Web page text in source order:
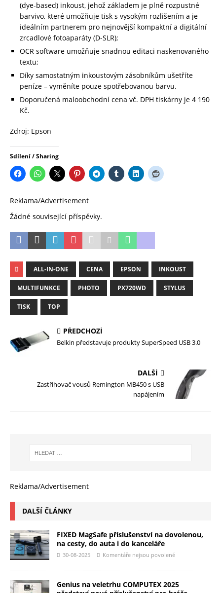
(dye-based) inkoust, jehož základem je plně rozpustné
barvivo, které umožňuje tisk s vysokým rozlišením a je
ideálním partnerem pro nejnovější kompaktní a digitální
zrcadlové fotoaparáty (D-SLR);
OCR software umožňuje snadnou editaci naskenovaného
textu;
Díky samostatným inkoustovým zásobníkům ušetříte
peníze – vyměníte pouze spotřebovanou barvu.
Doporučená maloobchodní cena vč. DPH tiskárny je 4 190
Kč.
Zdroj: Epson
Sdílení / Sharing
Reklama/Advertisement
Žádné související příspěvky.
ALL-IN-ONE CENA EPSON INKOUST
MULTIFUNKCE PHOTO PX720WD STYLUS
TISK TOP
PŘEDCHOZÍ
Belkin představuje produkty SuperSpeed USB 3.0
DALŠÍ
Zastřihovač vousů Remington MB450 s USB
napájením
Reklama/Advertisement
DALŠÍ ČLÁNKY
FIXED MagSafe příslušenství na dovolenou,
na cesty, do auta i do kanceláře
30-08-2025 Komentáře nejsou povolené
Genius na veletrhu COMPUTEX 2025